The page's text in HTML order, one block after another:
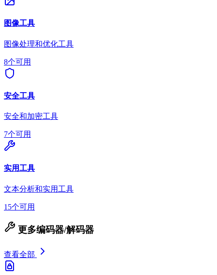
图像工具
图像处理和优化工具
8个可用
安全工具
安全和加密工具
7个可用
实用工具
文本分析和实用工具
15个可用
更多编码器/解码器
查看全部